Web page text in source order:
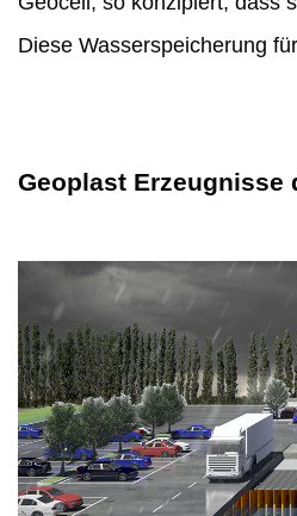
Diese Wasserspeicherung
Geoplast